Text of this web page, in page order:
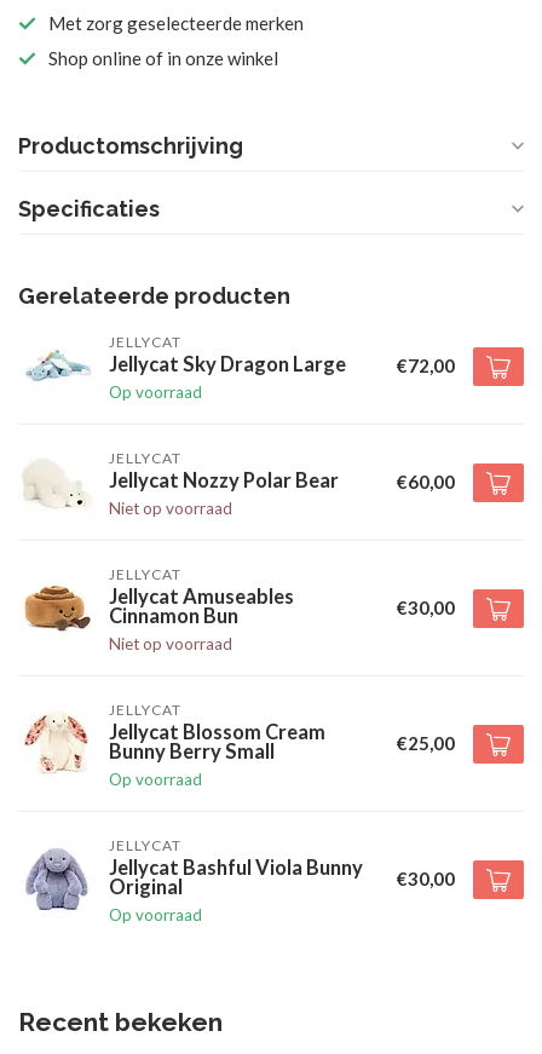
Met zorg geselecteerde merken
Shop online of in onze winkel
Productomschrijving
Specificaties
Gerelateerde producten
JELLYCAT
Jellycat Sky Dragon Large
Op voorraad
€72,00
JELLYCAT
Jellycat Nozzy Polar Bear
Niet op voorraad
€60,00
JELLYCAT
Jellycat Amuseables
Cinnamon Bun
Niet op voorraad
€30,00
JELLYCAT
Jellycat Blossom Cream
Bunny Berry Small
Op voorraad
€25,00
JELLYCAT
Jellycat Bashful Viola Bunny
Original
Op voorraad
€30,00
Recent bekeken